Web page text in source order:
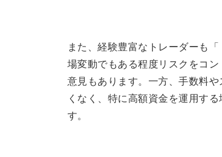
また、経験豊富なトレーダーも
場変動でもある程度リスクをコ
意見もあります。一方、手数料
くなく、特に高額資金を運用す
す。